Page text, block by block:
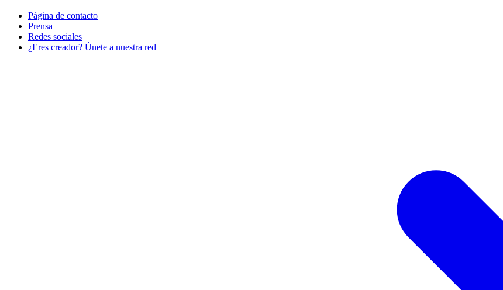
Página de contacto
Prensa
Redes sociales
¿Eres creador? Únete a nuestra red